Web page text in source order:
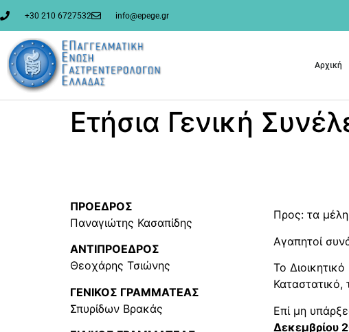
περιεχόμενο
+30 210 6727532 info@epege.gr
Αρχική
Ετήσια Γενική
ΠΡΟΕΔΡΟΣ
Παναγιώτης Κασαπίδης
ΑΝΤΙΠΡΟΕΔΡΟΣ
Θεοχάρης Τσιώνης
ΓΕΝΙΚΟΣ ΓΡΑΜΜΑΤΕΑΣ
Σπυρίδων Βρακάς
Προς: τα
Αγαπητοί
Το
Καταστατικό,
Επί μη
Δεκεμβρίου